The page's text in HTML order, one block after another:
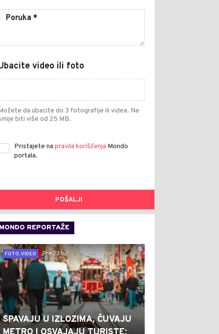
video ili foto
da ubacite do 3 fotografije ili videa. Ne
biti više od 25 MB.
Pristajete na pravila korišćenja Mondo
portala.
POŠALJI
MONDO REPORTAŽE
0
FOTO, VIDEO
Pre 23 h
SPAVAJU U IZLOZIMA, ČUVAJU